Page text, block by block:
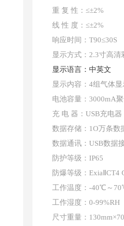
重 复 性：≤±2%
线 性 度：≤±2%
响应时间：T90≤30S
显示方式： 2.3寸高清
显示语言：中英文
显示内容：4组气体
电池容量：3000mA
充 电 器：USB充电器
数据存储： 1O万条数
数据通讯：USB数据
防护等级： IP65
防爆等级：ExiaⅡCT4
工作温度：-40℃～
工作湿度：0-99%RH
尺寸重量：